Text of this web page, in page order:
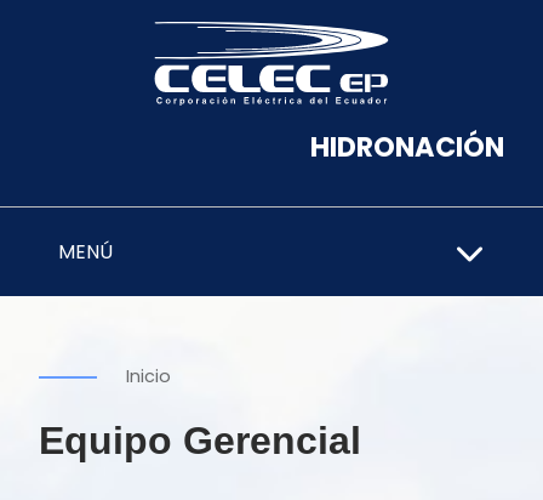
HIDRONACIÓN
MENÚ
Inicio
Equipo Gerencial